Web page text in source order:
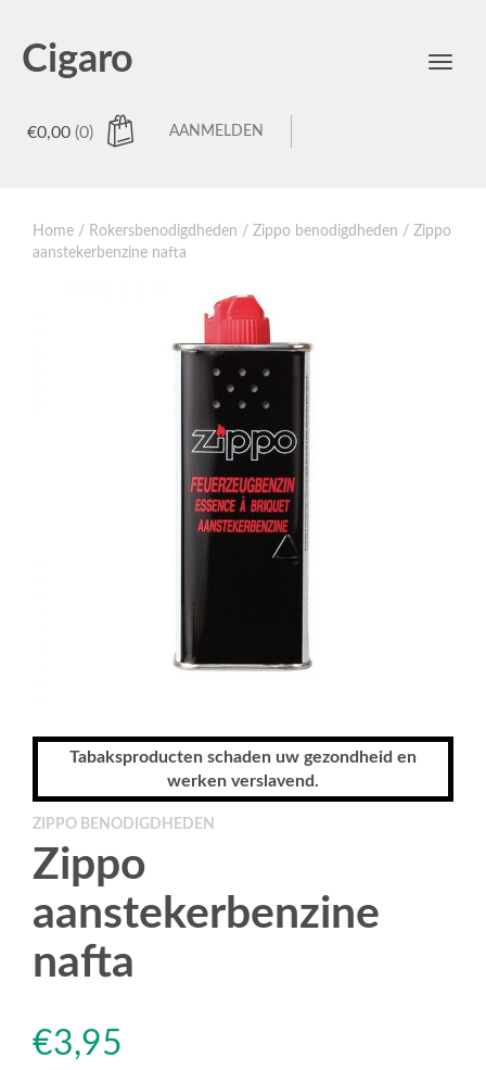
Cigaro
Toggle
€0,00 (0) AANMELDEN
Home / Rokersbenodigdheden / Zippo benodigdheden / Zippo
aanstekerbenzine nafta
Tabaksproducten schaden uw gezondheid en
werken verslavend.
ZIPPO BENODIGDHEDEN
Zippo
aanstekerbenzine
nafta
€3,95